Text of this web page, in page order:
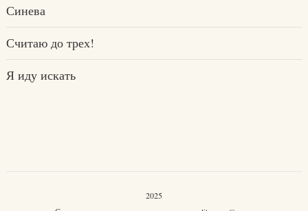
Синева
Считаю до трех!
Я иду искать
2025